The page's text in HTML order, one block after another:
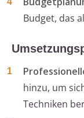
Budget, das
hinzu, um
Techniken